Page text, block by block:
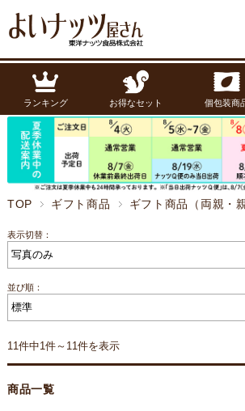
ランキング お得なセット 個包装商
TOP ギフト商品 ギフト商品（両親・
表示切替：
並び順：
11件中1件～11件を表示
商品一覧